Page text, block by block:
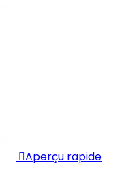
Aperçu rapide